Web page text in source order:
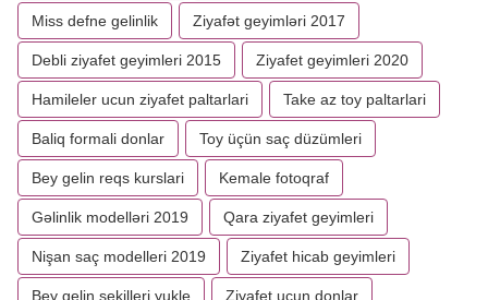
Miss defne gelinlik Ziyafət geyimləri 2017
Debli ziyafet geyimleri 2015 Ziyafet geyimleri 2020
Hamileler ucun ziyafet paltarlari Take az toy paltarlari
Baliq formali donlar Toy üçün saç düzümleri
Bey gelin reqs kurslari Kemale fotoqraf
Gəlinlik modelləri 2019 Qara ziyafet geyimleri
Nişan saç modelleri 2019 Ziyafet hicab geyimleri
Bey gelin sekilleri yukle Ziyafet ucun donlar